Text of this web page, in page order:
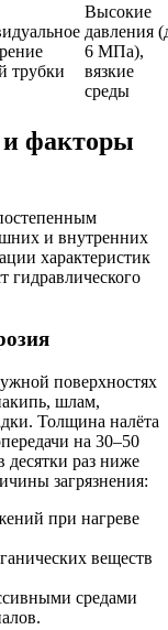
трубки
Высокие
давления
6 МПа),
вязкие
среды
и факторы
и внутренних
характеристик
гидравлического
поверхностях
шлам,
Толщина налёта
на 30–50
десятки раз ниже
загрязнения:
при нагреве
веществ
средами